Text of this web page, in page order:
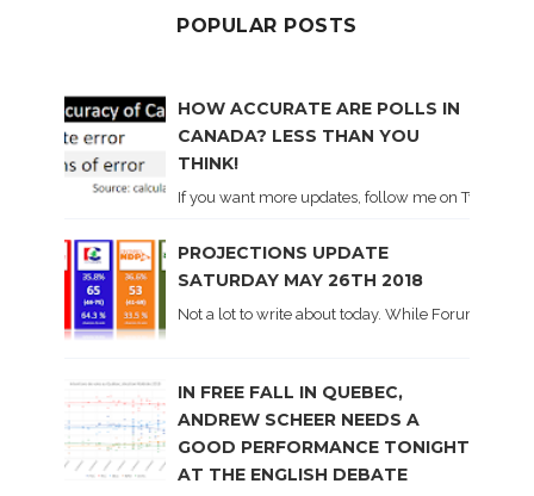
POPULAR POSTS
HOW ACCURATE ARE POLLS IN
CANADA? LESS THAN YOU
THINK!
If you want more updates, follow me on Twitter .
PROJECTIONS UPDATE
SATURDAY MAY 26TH 2018
Not a lot to write about today. While Forum did
IN FREE FALL IN QUEBEC,
ANDREW SCHEER NEEDS A
GOOD PERFORMANCE TONIGHT
AT THE ENGLISH DEBATE